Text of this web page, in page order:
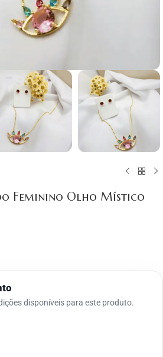
Feminino Olho Místico
disponíveis para este produto.